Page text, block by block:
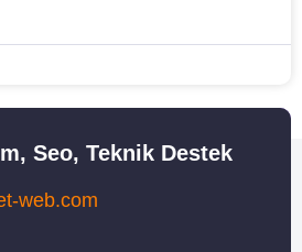
Seo, Teknik Destek
web.com